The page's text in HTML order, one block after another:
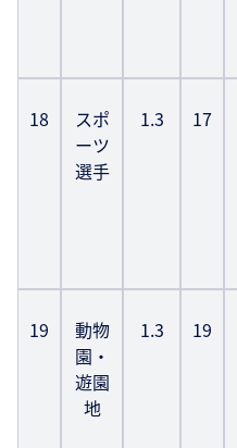
18
スポ
ーツ
選手
1.3 17
19
動物
園・
遊園
地
1.3 19